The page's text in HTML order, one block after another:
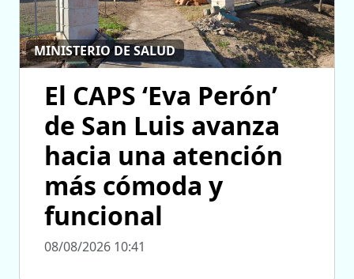
MINISTERIO DE SALUD
El CAPS ‘Eva Perón’
de San Luis avanza
hacia una atención
más cómoda y
funcional
08/08/2026 10:41